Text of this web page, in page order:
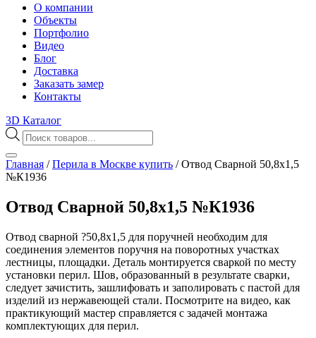
О компании
Объекты
Портфолио
Видео
Блог
Доставка
Заказать замер
Контакты
3D Каталог
Поиск
товаров
Главная /Перила в Москве купить /Отвод Сварной 50,8х1,5
№К1936
Отвод Сварной 50,8х1,5 №К1936
Отвод сварной ?50,8х1,5 для поручней необходим для
соединения элементов поручня на поворотных участках
лестницы, площадки. Деталь монтируется сваркой по месту
установки перил. Шов, образованный в результате сварки,
следует зачистить, зашлифовать и заполировать с пастой для
изделий из нержавеющей стали. Посмотрите на видео, как
практикующий мастер справляется с задачей монтажа
комплектующих для перил.